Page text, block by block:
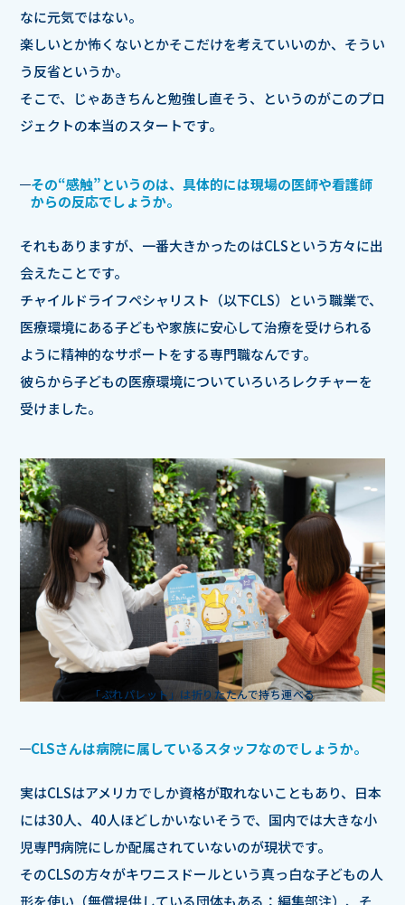
なに元気ではない。
楽しいとか怖くないとかそこだけを考えていいのか、そうい
う反省というか。
そこで、じゃあきちんと勉強し直そう、というのがこのプロ
ジェクトの本当のスタートです。
その“感触”というのは、具体的には現場の医師や看護師
からの反応でしょうか。
それもありますが、一番大きかったのはCLSという方々に出
会えたことです。
チャイルドライフペシャリスト（以下CLS）という職業で、
医療環境にある子どもや家族に安心して治療を受けられる
ように精神的なサポートをする専門職なんです。
彼らから子どもの医療環境についていろいろレクチャーを
受けました。
「ぷれパレット」は折りたたんで持ち運べる
CLSさんは病院に属しているスタッフなのでしょうか。
実はCLSはアメリカでしか資格が取れないこともあり、日本
には30人、40人ほどしかいないそうで、国内では大きな小
児専門病院にしか配属されていないのが現状です。
そのCLSの方々がキワニスドールという真っ白な子どもの人
形を使い（無償提供している団体もある：編集部注）、そ